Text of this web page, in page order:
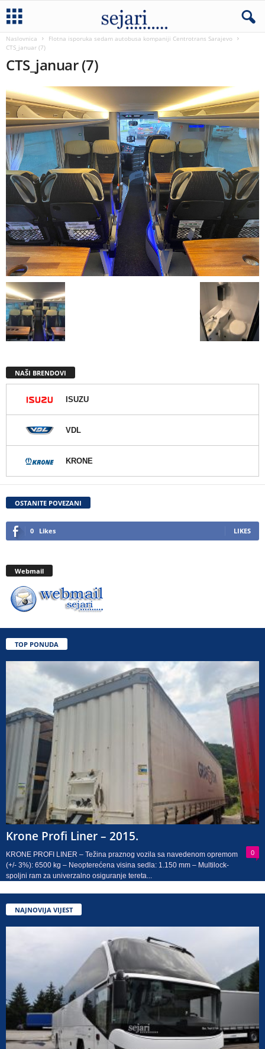
Naslovnica
Flotna isporuka sedam autobusa kompaniji Centrotrans Sarajevo
CTS_januar (7)
CTS_januar (7)
NAŠI BRENDOVI
ISUZU
VDL
KRONE
OSTANITE POVEZANI
0 Likes LIKES
Webmail
TOP PONUDA
Krone Profi Liner – 2015.
0
KRONE PROFI LINER – Težina praznog vozila sa navedenom opremom
(+/- 3%): 6500 kg – Neopterećena visina sedla: 1.150 mm – Multilock-
spoljni ram za univerzalno osiguranje tereta...
NAJNOVIJA VIJEST